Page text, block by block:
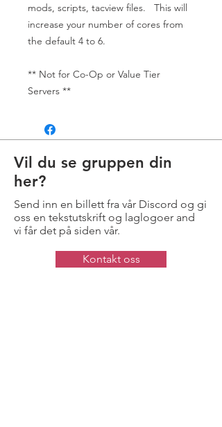
mods, scripts, tacview files. This will
increase your number of cores from
the default 4 to 6.
** Not for Co-Op or Value Tier
Servers **
Vil du se gruppen din
her?
Send inn en billett fra vår Discord og gi
oss en tekstutskrift og laglogoer and
vi får det på siden vår.
Kontakt oss